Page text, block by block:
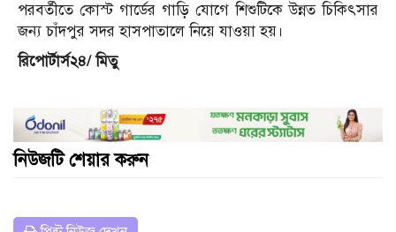
পরবর্তীতে কোস্ট গার্ডের গাড়ি যোগে শিশুটিকে উন্নত চিকিৎসার
জন্য চাঁদপুর সদর হাসপাতালে নিয়ে যাওয়া হয়।
রিপোর্টার্স২৪/ মিতু
নিউজটি শেয়ার করুন